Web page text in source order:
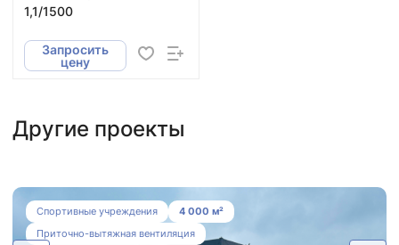
1,1/1500
Запросить
цену
Другие проекты
Спортивные учреждения
4 000 м²
Приточно-вытяжная вентиляция
Система вентиляции, дымоудаления и
осушения для Ледовой Арены